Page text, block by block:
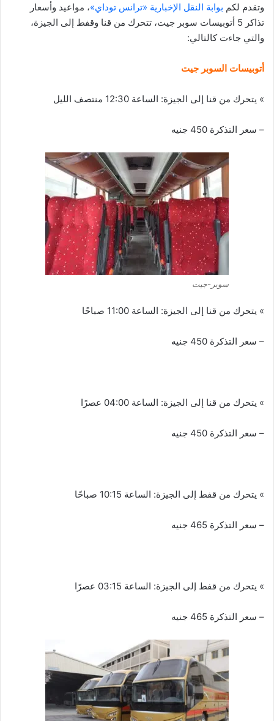
وتقدم لكم بوابة النقل الإخبارية «ترانس توداي»، مواعيد وأسعار
تذاكر 5 أتوبيسات سوبر جيت، تتحرك من قنا وقفط إلى الجيزة،
والتي جاءت كالتالي:
أتوبيسات السوبر جيت
» يتحرك من قنا إلى الجيزة: الساعة 12:30 منتصف الليل
– سعر التذكرة 450 جنيه
سوبر-جيت
» يتحرك من قنا إلى الجيزة: الساعة 11:00 صباحًا
– سعر التذكرة 450 جنيه
» يتحرك من قنا إلى الجيزة: الساعة 04:00 عصرًا
– سعر التذكرة 450 جنيه
» يتحرك من قفط إلى الجيزة: الساعة 10:15 صباحًا
– سعر التذكرة 465 جنيه
» يتحرك من قفط إلى الجيزة: الساعة 03:15 عصرًا
– سعر التذكرة 465 جنيه